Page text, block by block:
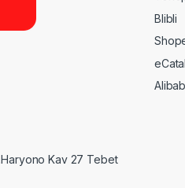
Kav 27 Tebet
Blibli